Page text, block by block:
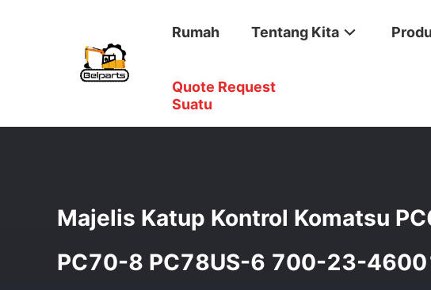
Rumah Tentang Kita
Quote Request
Suatu
Rumah / Produk Katup Kontrol Penggali
Majelis Katup Kontrol Komatsu
PC70-8 PC78US-6 700-23-